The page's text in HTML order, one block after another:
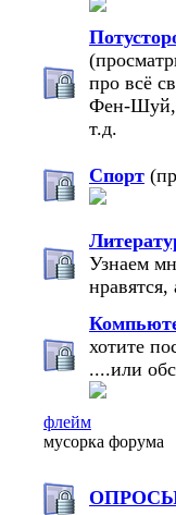
про всё
Фен-Шуй,
т.д.
Спорт
Узнаем
хотите
....или
флейм
мусорка форума